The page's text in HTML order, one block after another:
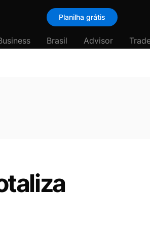
Planilha grátis
Brasil Advisor